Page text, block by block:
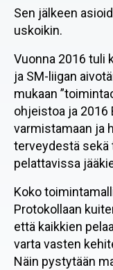
Sen jälkeen
uskoikin.
Vuonna 2016 tuli
ja SM-liigan
mukaan
ohjeistoa ja 2016
varmistamaan ja
terveydestä sekä
pelattavissa
Koko
Protokollaan
että kaikkien
varta vasten
Näin pystytään